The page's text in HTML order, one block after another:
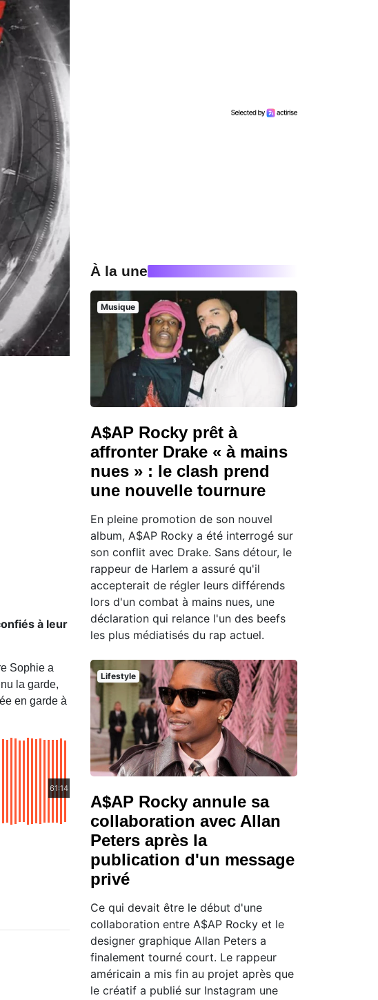
à leur
Sophie a
la garde,
en garde à
61:14
À la une
Musique
A$AP Rocky prêt à
affronter Drake « à mains
nues » : le clash prend
une nouvelle tournure
En pleine promotion de son nouvel
album, A$AP Rocky a été interrogé sur
son conflit avec Drake. Sans détour, le
rappeur de Harlem a assuré qu'il
accepterait de régler leurs différends
lors d'un combat à mains nues, une
déclaration qui relance l'un des beefs
les plus médiatisés du rap actuel.
Lifestyle
A$AP Rocky annule sa
collaboration avec Allan
Peters après la
publication d'un message
privé
Ce qui devait être le début d'une
collaboration entre A$AP Rocky et le
designer graphique Allan Peters a
finalement tourné court. Le rappeur
américain a mis fin au projet après que
le créatif a publié sur Instagram une